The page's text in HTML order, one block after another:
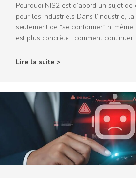
Pourquoi NIS2 est d’abord un sujet de
pour les industriels Dans l’industrie, la
seulement de “se conformer” ni même
est plus concrète : comment continuer
Lire la suite >